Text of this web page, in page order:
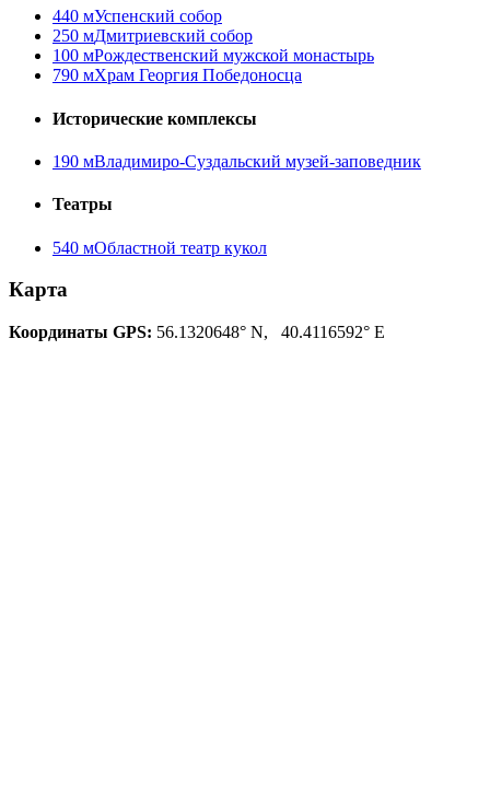
440 мУспенский собор
250 мДмитриевский собор
100 мРождественский мужской монастырь
790 мХрам Георгия Победоносца
Исторические комплексы
190 мВладимиро-Суздальский музей-заповедник
Театры
540 мОбластной театр кукол
Карта
Координаты GPS: 56.1320648° N, 40.4116592° E